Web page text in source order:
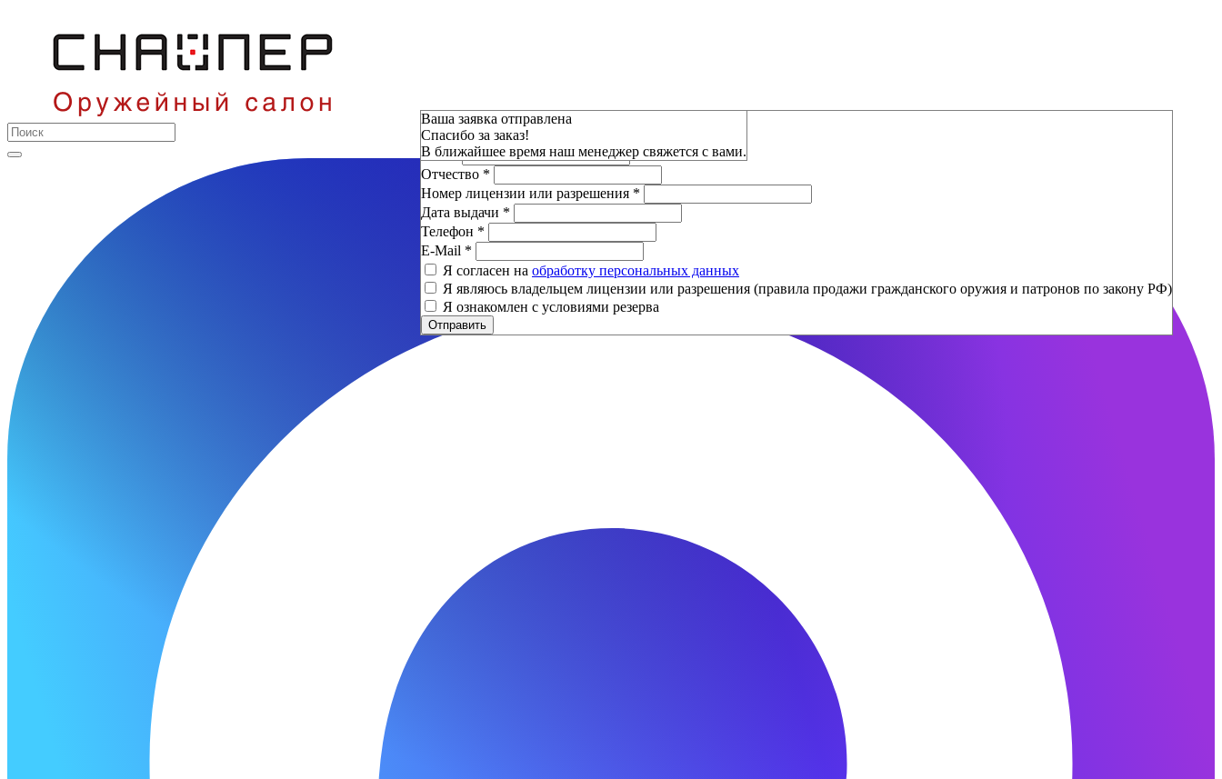
Зарезервировать
Фамилия*
Имя*
Отчество *
Номер лицензии или разрешения *
Дата выдачи *
Телефон *
E-Mail *
Я согласен на обработку персональных данных
Я являюсь владельцем лицензии или разрешения (правила продажи гражданского оружия и патронов по закону РФ)
Я ознакомлен с условиями резерва
Отправить
Ваша заявка отправлена
Спасибо за заказ!
В ближайшее время наш менеджер свяжется с вами.